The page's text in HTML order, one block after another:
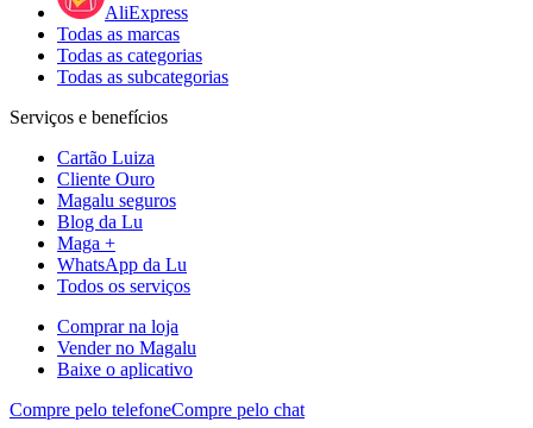
AliExpress
Todas as marcas
Todas as categorias
Todas as subcategorias
Serviços e benefícios
Cartão Luiza
Cliente Ouro
Magalu seguros
Blog da Lu
Maga +
WhatsApp da Lu
Todos os serviços
Comprar na loja
Vender no Magalu
Baixe o aplicativo
Compre pelo telefoneCompre pelo chat